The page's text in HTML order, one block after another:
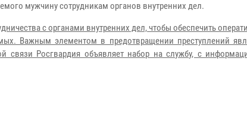
мужчину сотрудникам органов внутренних дел.
с органами внутренних дел, чтобы обеспечить
Важным элементом в предотвращении преступлений
связи Росгвардия объявляет набор на службу, с